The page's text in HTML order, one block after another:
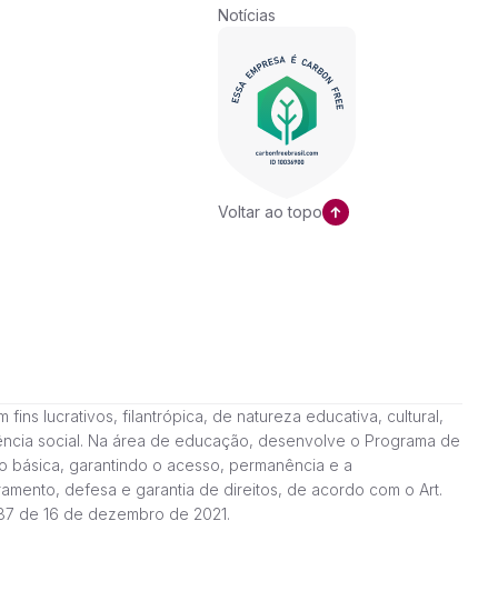
Notícias
Voltar ao topo
fins lucrativos, filantrópica, de natureza educativa, cultural,
social. Na área de educação, desenvolve o Programa de
básica, garantindo o acesso, permanência e a
defesa e garantia de direitos, de acordo com o Art.
de 16 de dezembro de 2021.